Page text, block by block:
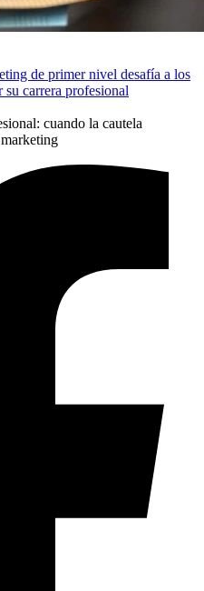
de primer nivel desafía a los
su carrera profesional
cuando la cautela